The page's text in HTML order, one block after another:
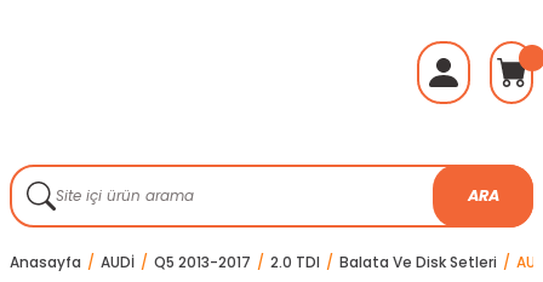
ARA
Anasayfa AUDİ Q5 2013-2017 2.0 TDI Balata Ve Disk Setleri